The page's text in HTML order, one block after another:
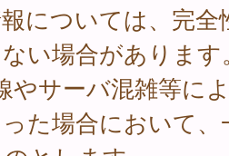
については、完全
い場合があります。
サーバ混雑等に
た場合において、